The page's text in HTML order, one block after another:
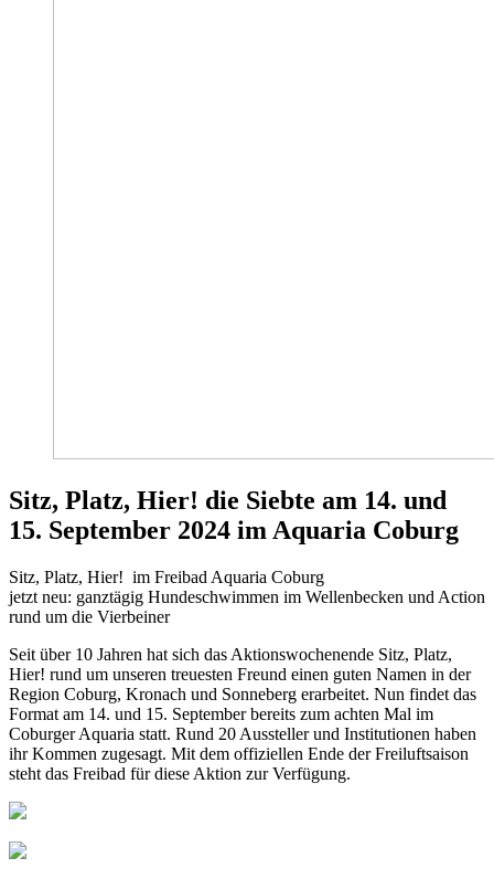
Sitz, Platz, Hier! die Siebte am 14. und
15. September 2024 im Aquaria Coburg
Sitz, Platz, Hier! im Freibad Aquaria Coburg
jetzt neu: ganztägig Hundeschwimmen im Wellenbecken und Action
rund um die Vierbeiner
Seit über 10 Jahren hat sich das Aktionswochenende Sitz, Platz,
Hier! rund um unseren treuesten Freund einen guten Namen in der
Region Coburg, Kronach und Sonneberg erarbeitet. Nun findet das
Format am 14. und 15. September bereits zum achten Mal im
Coburger Aquaria statt. Rund 20 Aussteller und Institutionen haben
ihr Kommen zugesagt. Mit dem offiziellen Ende der Freiluftsaison
steht das Freibad für diese Aktion zur Verfügung.